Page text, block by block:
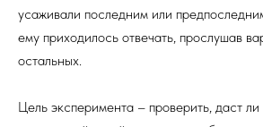
усаживали последним или
ему приходилось отвечать, прослушав
остальных.
Цель эксперимента – проверить, даст